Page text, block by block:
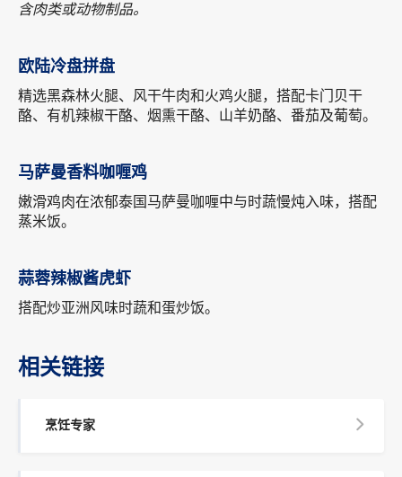
含肉类或动物制品。
欧陆冷盘拼盘
精选黑森林火腿、风干牛肉和火鸡火腿，搭配卡门贝干
酪、有机辣椒干酪、烟熏干酪、山羊奶酪、番茄及葡萄。
马萨曼香料咖喱鸡
嫩滑鸡肉在浓郁泰国马萨曼咖喱中与时蔬慢炖入味，搭配
蒸米饭。
蒜蓉辣椒酱虎虾
搭配炒亚洲风味时蔬和蛋炒饭。
相关链接
烹饪专家